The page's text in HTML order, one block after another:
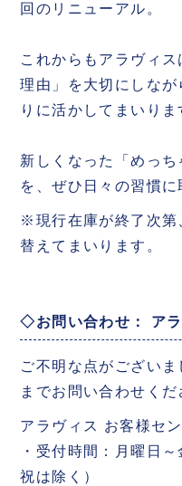
回のリニューアル。
これからもアラヴィ
理由」を大切にしなが
りに活かしてまいりま
新しくなった「めっち
を、ぜひ日々の習慣に
※現行在庫が終了次第
替えてまいります。
◇お問い合わせ： ア
ご不明な点がござい
までお問い合わせくだ
アラヴィス お客様セ
・受付時間：月曜日
祝は除く）